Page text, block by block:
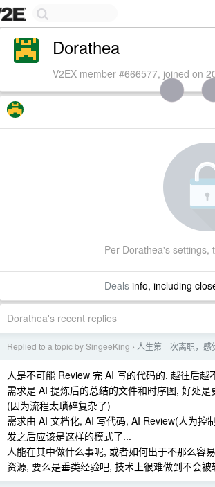
Dorathea
V2EX member #666577, joined on
Per Dorathea's settings,
Dealsinfo, including
Dorathea's recent replies
Replied to a topic by SingeeKing › 人生第一次离职，感
人是不可能 Review 完 AI 写的代码的, 越往后越
需求是 AI 提炼后的总结的文件和时序图, 好处
(因为流程太琐碎复杂了)
需求由 AI 文档化, AI 写代码, AI Review(人为控
发之后应该是这样的模式了...
人能在其中做什么事呢, 或者如何出于不那么容
资源, 要么是垂类经验吧, 技术上很难做到不会被